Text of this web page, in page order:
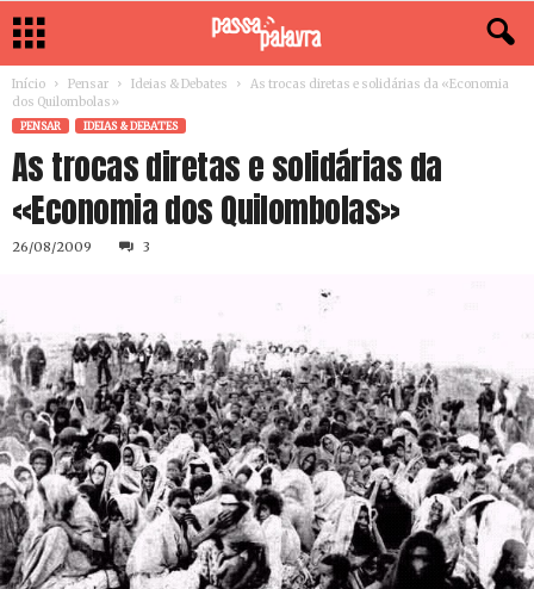
Início Pensar Ideias & Debates
As trocas diretas e solidárias da «Economia
dos Quilombolas»
PENSAR IDEIAS & DEBATES
As trocas diretas e solidárias da
«Economia dos Quilombolas»
26/08/2009 3